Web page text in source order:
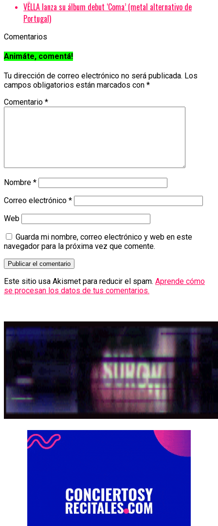
VËLLA lanza su álbum debut ‘Coma’ (metal alternativo de
Portugal)
Comentarios
Animáte, comentá!
Tu dirección de correo electrónico no será publicada. Los
campos obligatorios están marcados con *
Comentario *
Nombre *
Correo electrónico *
Web
Guarda mi nombre, correo electrónico y web en este
navegador para la próxima vez que comente.
Este sitio usa Akismet para reducir el spam. Aprende cómo
se procesan los datos de tus comentarios.